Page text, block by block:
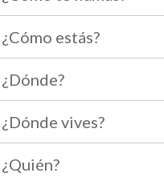
¿Cómo estás?
¿Dónde?
¿Dónde vives?
¿Quién?